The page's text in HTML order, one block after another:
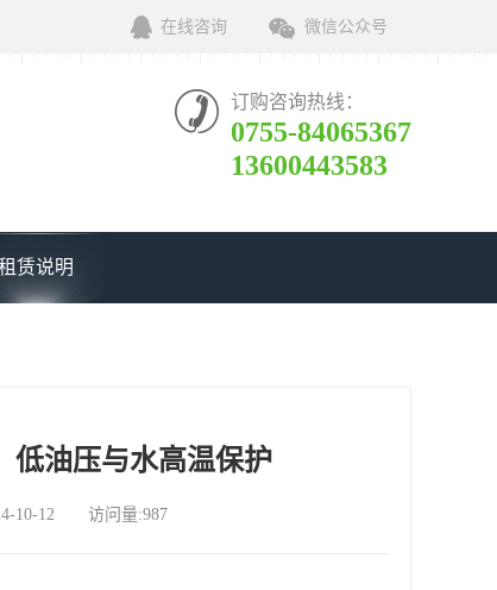
在线咨询 微信公众号
订购咨询热线：
0755-84065367
13600443583
赁说明
低油压与水高温保护
10-12 访问量:987